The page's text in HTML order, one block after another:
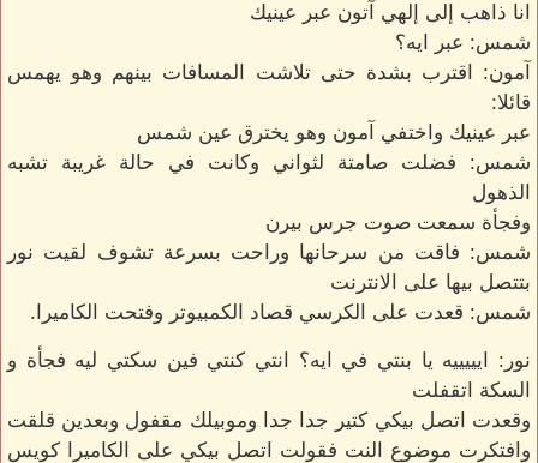
انا ذاهب إلى إلهي آتون عبر عينيك
شمس: عبر ايه؟
آمون: اقترب بشدة حتى تلاشت المسافات بينهم وهو يهمس
قائلا:
عبر عينيك واختفي آمون وهو يخترق عين شمس
شمس: فضلت صامتة لثواني وكانت في حالة غريبة تشبه
الذهول
وفجأة سمعت صوت جرس بيرن
شمس: فاقت من سرحانها وراحت بسرعة تشوف لقيت نور
بتتصل بيها على الانترنت
شمس: قعدت على الكرسي قصاد الكمبيوتر وفتحت الكاميرا.
نور: ايييييه يا بنتي في ايه؟ انتي كنتي فين سكتي ليه فجأة و
السكة اتقفلت
وقعدت اتصل بيكي كتير جدا جدا وموبيلك مقفول وبعدين قلقت
وافتكرت موضوع النت فقولت اتصل بيكي على الكاميرا كويس